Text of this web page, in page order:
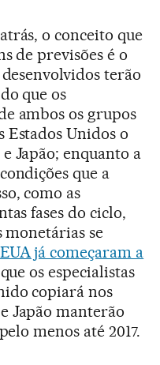
o conceito que
de previsões é o
terão
que os
ambos os grupos
Estados Unidos o
Japão; enquanto a
que a
como as
fases do ciclo,
monetárias se
EUA já começaram a
os especialistas
copiará nos
Japão manterão
menos até 2017.